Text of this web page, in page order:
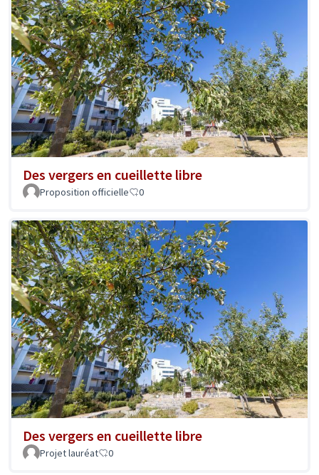
Des vergers en cueillette libre
Proposition officielle 0
Des vergers en cueillette libre
Projet lauréat 0